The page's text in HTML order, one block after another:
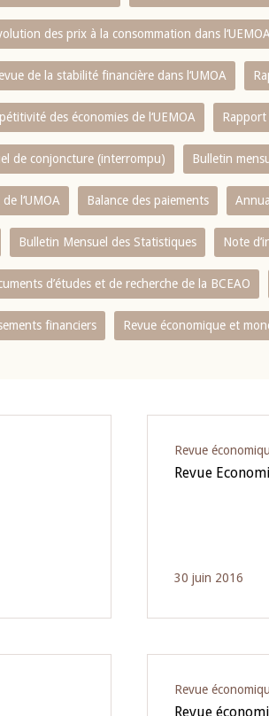
des prix à la consommation dans
de la stabilité financière dans l‘UMOA
des économies de l‘UEMOA
de conjoncture (interrompu) Bulletin
l‘UMOA Balance des paiements
Bulletin Mensuel des Statistiques Note
d’études et de recherche de la BCEAO
financiers Revue économique et
Revue
Revue
30 juin 2016
Revue
Revue